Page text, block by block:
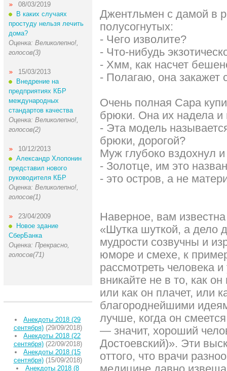
08/03/2019
В каких случаях
простуду нельзя лечить
дома?
Оценка: Великолепно!,
голосов(3)
15/03/2013
Внедрение на
предприятиях КБР
международных
стандартов качества
Оценка: Великолепно!,
голосов(2)
10/12/2013
Александр Хлопонин
представил нового
руководителя КБР
Оценка: Великолепно!,
голосов(1)
23/04/2009
Новое здание
СберБанка
Оценка: Прекрасно,
голосов(71)
Анекдоты 2018 (29
сентября)(29/09/2018)
Анекдоты 2018 (22
сентября)(22/09/2018)
Анекдоты 2018 (15
сентября)(15/09/2018)
Анекдоты 2018 (8
Джентльмен с дамой в
полусогнутых:
- Чего изволите?
- Что-нибудь
- Хмм, как насчет
- Полагаю, она закажет
Очень полная Сара
брюки. Она их надела и
- Эта модель
брюки, дорогой?
Муж глубоко вздохнул и
- Золотце, им это
- это остров, а не
Наверное, вам
«Шутка шуткой, а дело
мудрости созвучны и
юморе и смехе, к
рассмотреть человека
вникайте не в то, как
или как он плачет, или
благороднейшими
лучше, когда он
— значит, хороший
Достоевский)». Эти
оттого, что врачи